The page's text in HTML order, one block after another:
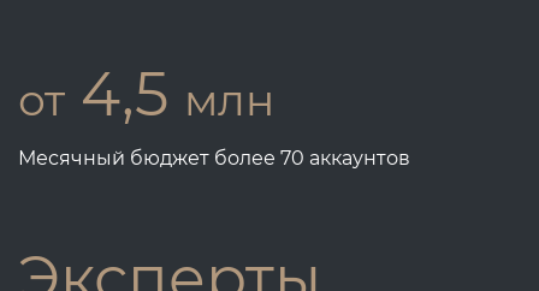
от 4,5 млн
Месячный бюджет более 70 аккаунтов